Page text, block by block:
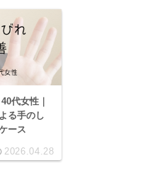
代女性｜
る手のし
ース
2026.04.28